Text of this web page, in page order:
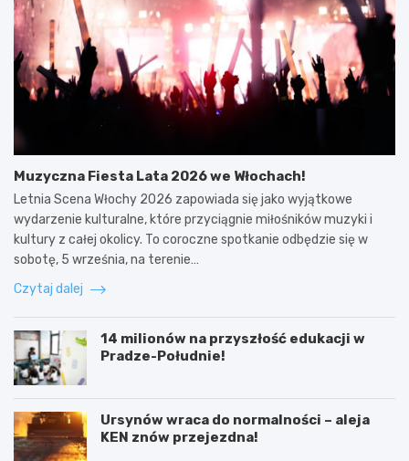
Muzyczna Fiesta Lata 2026 we Włochach!
Letnia Scena Włochy 2026 zapowiada się jako wyjątkowe
wydarzenie kulturalne, które przyciągnie miłośników muzyki i
kultury z całej okolicy. To coroczne spotkanie odbędzie się w
sobotę, 5 września, na terenie…
Czytaj dalej
14 milionów na przyszłość edukacji w
Pradze-Południe!
Ursynów wraca do normalności – aleja
KEN znów przejezdna!